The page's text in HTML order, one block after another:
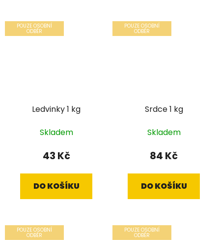
POUZE OSOBNÍ
ODBĚR
Ledvinky 1 kg
Skladem
43 Kč
DO KOŠÍKU
POUZE OSOBNÍ
ODBĚR
Srdce 1 kg
Skladem
84 Kč
DO KOŠÍKU
POUZE OSOBNÍ
ODBĚR
POUZE OSOBNÍ
ODBĚR